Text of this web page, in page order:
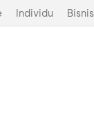
Individu Bisnis